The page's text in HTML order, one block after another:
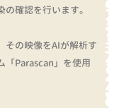
確認を行います。
その映像をAIが解析す
「Parascan」を使用